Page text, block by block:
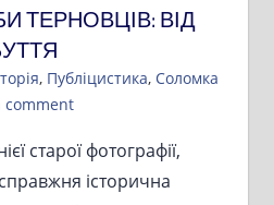
ТЕРНОВЦІВ: ВІД
, Публіцистика, Соломка
comment
старої фотографії,
історична